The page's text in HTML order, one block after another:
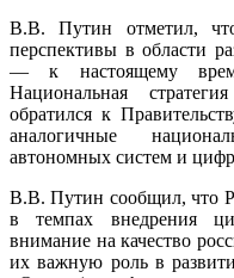
В.В. Путин отметил,
перспективы в области
— к настоящему
Национальная
обратился к
аналогичные
автономных систем и
В.В. Путин сообщил, что
в темпах внедрения
внимание на качество
их важную роль в